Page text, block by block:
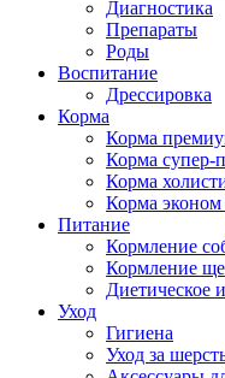
Диагностика
Препараты
Роды
Воспитание
Дрессировка
Корма
Корма
Корма супер-
Корма
Корма эконом
Питание
Кормление
Кормление
Диетическое
Уход
Гигиена
Уход за